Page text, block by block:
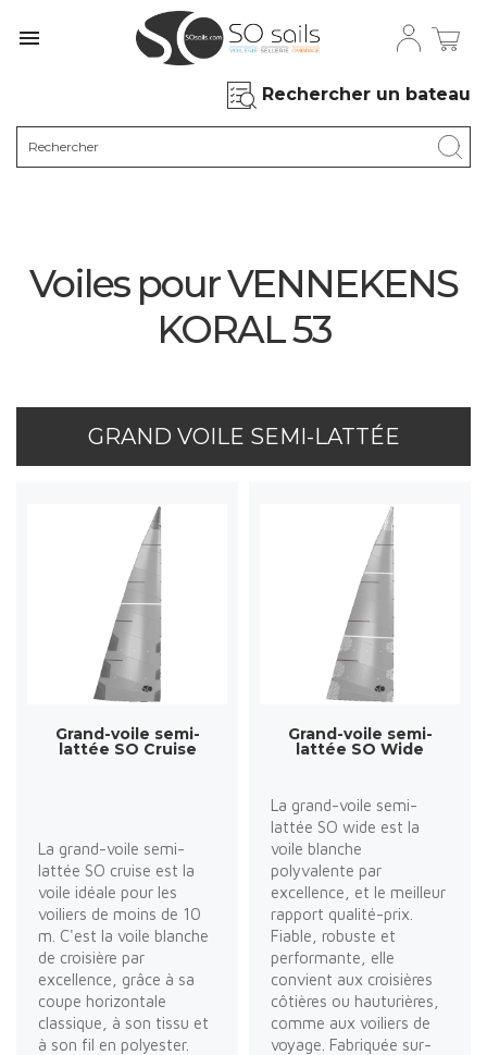

Rechercher un bateau
Voiles pour VENNEKENS
KORAL 53
GRAND VOILE SEMI-LATTÉE
Grand-voile semi-
lattée SO Cruise
La grand-voile semi-
lattée SO cruise est la
voile idéale pour les
voiliers de moins de 10
m. C'est la voile blanche
de croisière par
excellence, grâce à sa
coupe horizontale
classique, à son tissu et
à son fil en polyester.
Grand-voile semi-
lattée SO Wide
La grand-voile semi-
lattée SO wide est la
voile blanche
polyvalente par
excellence, et le meilleur
rapport qualité-prix.
Fiable, robuste et
performante, elle
convient aux croisières
côtières ou hauturières,
comme aux voiliers de
voyage. Fabriquée sur-